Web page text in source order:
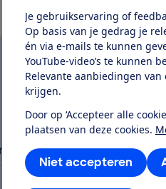
Je gebruikservaring of
Op basis van je gedrag je
én via e-mails te kunnen
YouTube-video’s te kunnen
Relevante aanbiedingen
krijgen.
Door op ‘Accepteer alle
plaatsen van deze cookies.
Niet accepteren
getest
heeft een goede
regenbui...